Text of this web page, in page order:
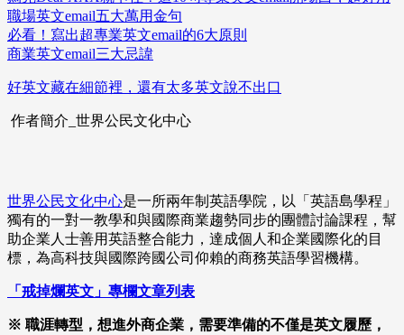
職場英文email五大萬用金句
必看！寫出超專業英文email的6大原則
商業英文email三大忌諱
好英文藏在細節裡，還有太多英文說不出口
作者簡介_世界公民文化中心
世界公民文化中心是一所兩年制英語學院，以「英語島學程」
獨有的一對一教學和與國際商業趨勢同步的團體討論課程，幫
助企業人士善用英語整合能力，達成個人和企業國際化的目
標，為高科技與國際跨國公司仰賴的商務英語學習機構。
「戒掉爛英文」專欄文章列表
※ 職涯轉型，想進外商企業，需要準備的不僅是英文履歷，